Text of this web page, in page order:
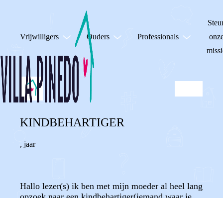
Vrijwilligers Ouders Professionals
KINDBEHARTIGER
, jaar
Hallo lezer(s) ik ben met mijn moeder al heel lang